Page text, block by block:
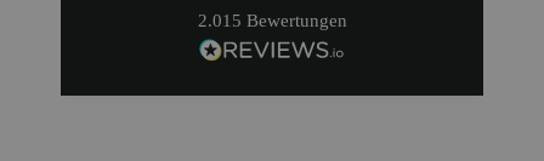
2.015 Bewertungen